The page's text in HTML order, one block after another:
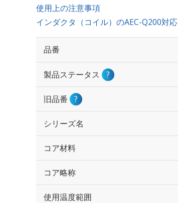
使用上の注意事項
インダクタ（コイル）のAEC-Q200対応
品番
製品ステータス ?
旧品番 ?
シリーズ名
コア材料
コア略称
使用温度範囲